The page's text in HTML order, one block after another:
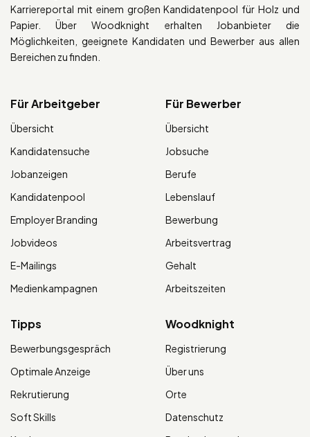
Karriereportal mit einem großen Kandidatenpool für Holz und
Papier. Über Woodknight erhalten Jobanbieter die
Möglichkeiten, geeignete Kandidaten und Bewerber aus allen
Bereichen zu finden.
Für Arbeitgeber
Übersicht
Kandidatensuche
Jobanzeigen
Kandidatenpool
Employer Branding
Jobvideos
E-Mailings
Medienkampagnen
Für Bewerber
Übersicht
Jobsuche
Berufe
Lebenslauf
Bewerbung
Arbeitsvertrag
Gehalt
Arbeitszeiten
Tipps
Bewerbungsgespräch
Optimale Anzeige
Rekrutierung
Soft Skills
Woodknight
Registrierung
Über uns
Orte
Datenschutz